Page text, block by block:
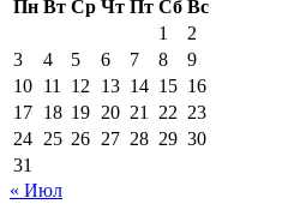
Пн Вт Ср Чт Пт Сб Вс
1
2
3
4 5 6 7 8
9
10 11 12 13 14 15 16
17 18 19 20 21 22 23
24 25 26 27 28 29 30
31
« Июл